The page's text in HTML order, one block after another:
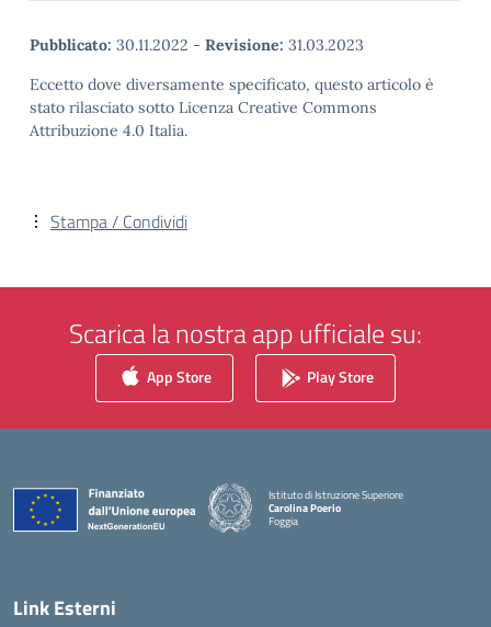
Pubblicato: 30.11.2022 - Revisione: 31.03.2023
Eccetto dove diversamente specificato, questo articolo è
stato rilasciato sotto Licenza Creative Commons
Attribuzione 4.0 Italia.
Stampa / Condividi
Scarica la nostra app ufficiale su:
App Store Play Store
Istituto di Istruzione Superiore
Carolina Poerio
Foggia
— Visita la pagina iniziale della scuola
Link Esterni